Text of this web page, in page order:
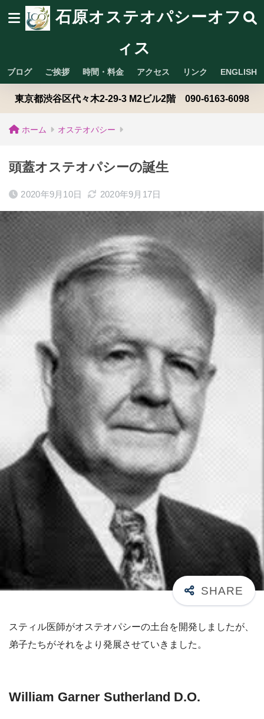
石原オステオパシーオフ
ィス
ブログ ご挨拶 時間・料金 アクセス リンク ENGLISH
東京都渋谷区代々木2-29-3 M2ビル2階 090-6163-6098
ホーム オステオパシー
頭蓋オステオパシーの誕生
2020年9月10日 2020年9月17日
スティル医師がオステオパシーの土台を開発しましたが、
弟子たちがそれをより発展させていきました。
William Garner Sutherland D.O.